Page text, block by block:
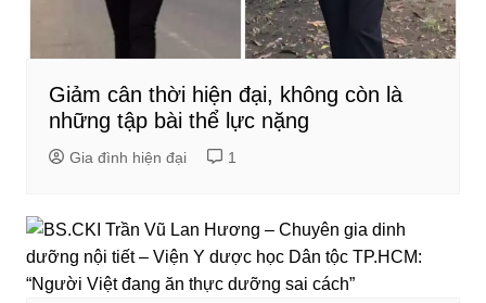
Giảm cân thời hiện đại, không còn là
những tập bài thể lực nặng
Gia đình hiện đại 1